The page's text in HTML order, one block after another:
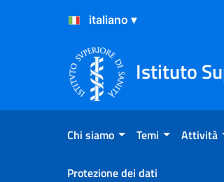
Salta al Contenuto
Salta al Footer
Istituto
Chi siamo Temi Attività
Protezione dei dati